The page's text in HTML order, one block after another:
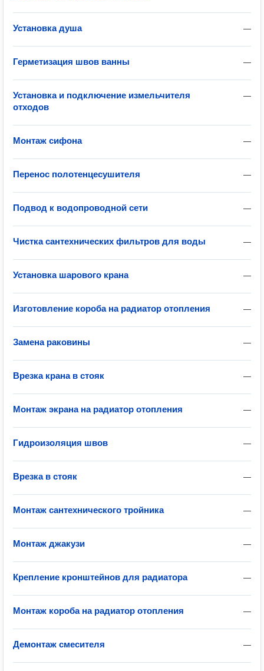
—
Установка душа
—
Герметизация швов ванны
—
Установка и подключение измельчителя
отходов
—
Монтаж сифона
—
Перенос полотенцесушителя
—
Подвод к водопроводной сети
—
Чистка сантехнических фильтров для воды
—
Установка шарового крана
—
Изготовление короба на радиатор отопления
—
Замена раковины
—
Врезка крана в стояк
—
Монтаж экрана на радиатор отопления
—
Гидроизоляция швов
—
Врезка в стояк
—
Монтаж сантехнического тройника
—
Монтаж джакузи
—
Крепление кронштейнов для радиатора
—
Монтаж короба на радиатор отопления
—
Демонтаж смесителя